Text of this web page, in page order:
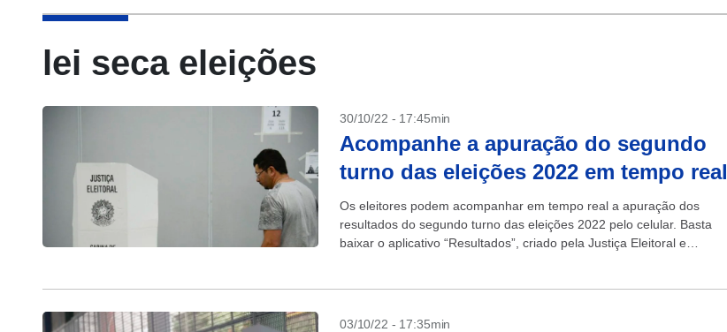
lei seca eleições
30/10/22 - 17:45min
Acompanhe a apuração do segundo
turno das eleições 2022 em tempo real
Os eleitores podem acompanhar em tempo real a apuração dos
resultados do segundo turno das eleições 2022 pelo celular. Basta
baixar o aplicativo “Resultados”, criado pela Justiça Eleitoral e
03/10/22 - 17:35min